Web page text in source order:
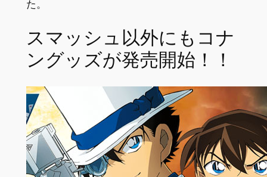
た。
スマッシュ以外にもコナ
ングッズが発売開始！！